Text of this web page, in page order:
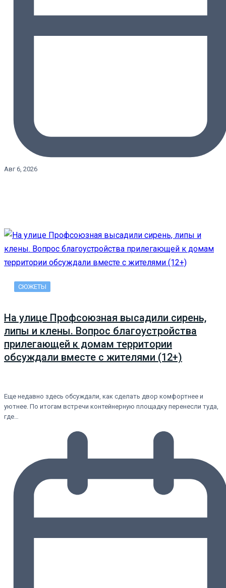
Авг 6, 2026
СЮЖЕТЫ
На улице Профсоюзная высадили сирень,
липы и клены. Вопрос благоустройства
прилегающей к домам территории
обсуждали вместе с жителями (12+)
Еще недавно здесь обсуждали, как сделать двор комфортнее и
уютнее. По итогам встречи контейнерную площадку перенесли туда,
где…